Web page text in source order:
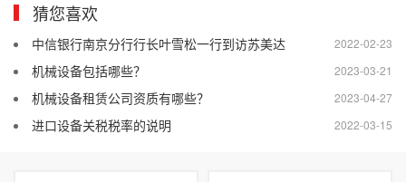
猜您喜欢
2022-02-23
中信银行南京分行行长叶雪松一行到访苏美达
2023-03-21
机械设备包括哪些？
2023-04-27
机械设备租赁公司资质有哪些？
2022-03-15
进口设备关税税率的说明